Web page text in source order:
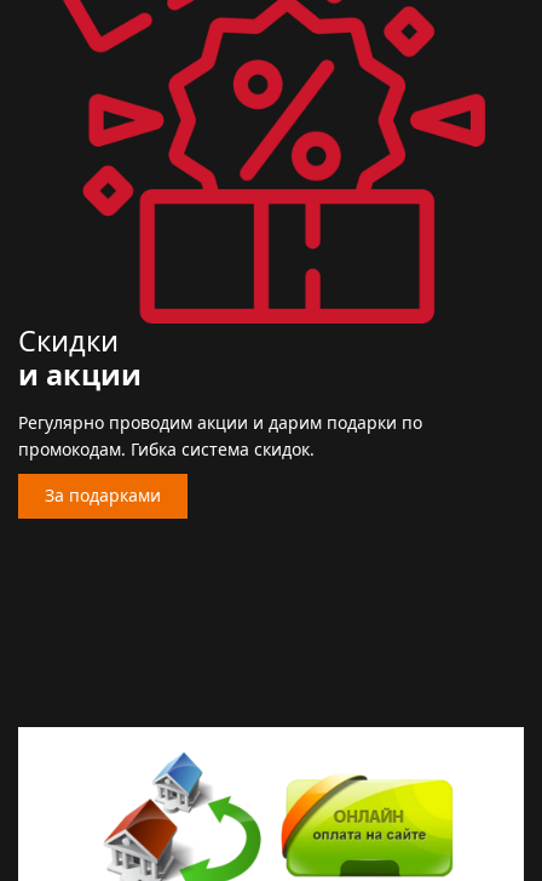
Скидки
и акции
Регулярно проводим акции и дарим подарки по
промокодам. Гибка система скидок.
За подарками